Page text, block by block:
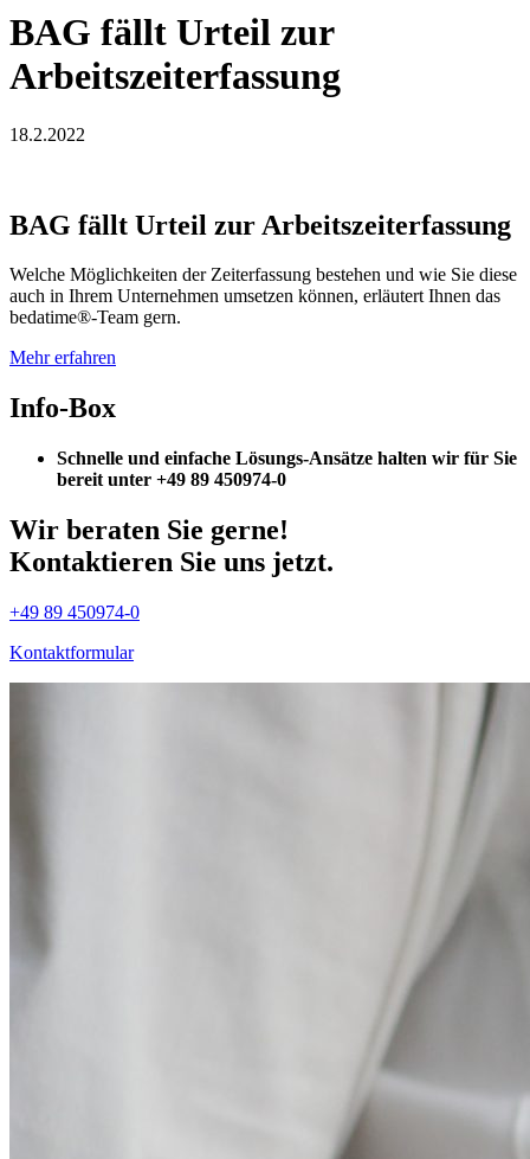
BAG fällt Urteil zur
Arbeitszeiterfassung
18.2.2022
BAG fällt Urteil zur Arbeitszeiterfassung
Welche Möglichkeiten der Zeiterfassung bestehen und wie Sie diese
auch in Ihrem Unternehmen umsetzen können, erläutert Ihnen das
bedatime®-Team gern.
Mehr erfahren
Info-Box
Schnelle und einfache Lösungs-Ansätze halten wir für Sie
bereit unter +49 89 450974-0
Wir beraten Sie gerne!
Kontaktieren Sie uns jetzt.
+49 89 450974-0
Kontaktformular